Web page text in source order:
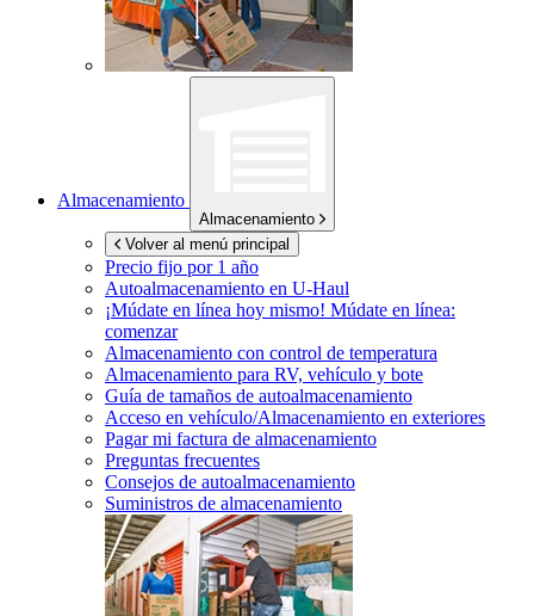
Almacenamiento
Almacenamiento
Volver al menú principal
Precio fijo por 1 año
Autoalmacenamiento en U-Haul
¡Múdate en línea hoy mismo! Múdate en línea:
comenzar
Almacenamiento con control de temperatura
Almacenamiento para RV, vehículo y bote
Guía de tamaños de autoalmacenamiento
Acceso en vehículo/Almacenamiento en exteriores
Pagar mi factura de almacenamiento
Preguntas frecuentes
Consejos de autoalmacenamiento
Suministros de almacenamiento